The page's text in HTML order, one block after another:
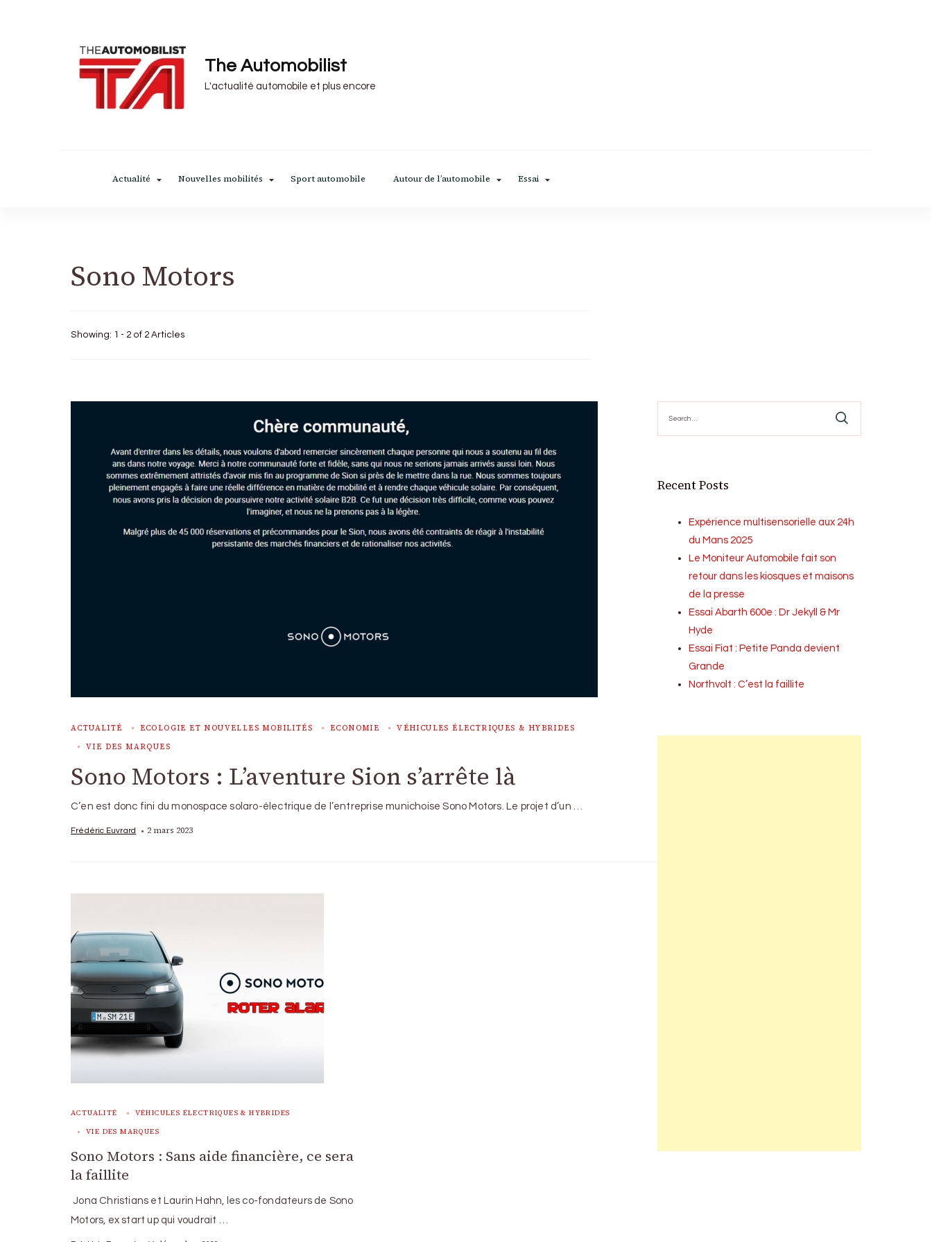
The Automobilist
L'actualité automobile et plus encore
Actualité Nouvelles mobilités Sport automobile Autour de l’automobile Essai
Sono Motors
Showing: 1 - 2 of 2 Articles
ACTUALITÉ ECOLOGIE ET NOUVELLES MOBILITÉS ECONOMIE
VÉHICULES ÉLECTRIQUES & HYBRIDES
VIE DES MARQUES
Sono Motors : L’aventure Sion s’arrête là
C’en est donc fini du monospace solaro-électrique de l’entreprise munichoise Sono Motors. Le projet d’un …
Frédéric Euvrard 2 mars 2023
ACTUALITÉ VÉHICULES ÉLECTRIQUES & HYBRIDES
VIE DES MARQUES
Sono Motors : Sans aide financière, ce sera
la faillite
Jona Christians et Laurin Hahn, les co-fondateurs de Sono
Motors, ex start up qui voudrait …
for:
Recent Posts
Expérience multisensorielle aux 24h
du Mans 2025
Le Moniteur Automobile fait son
retour dans les kiosques et maisons
de la presse
Essai Abarth 600e : Dr Jekyll & Mr
Hyde
Essai Fiat : Petite Panda devient
Grande
Northvolt : C’est la faillite